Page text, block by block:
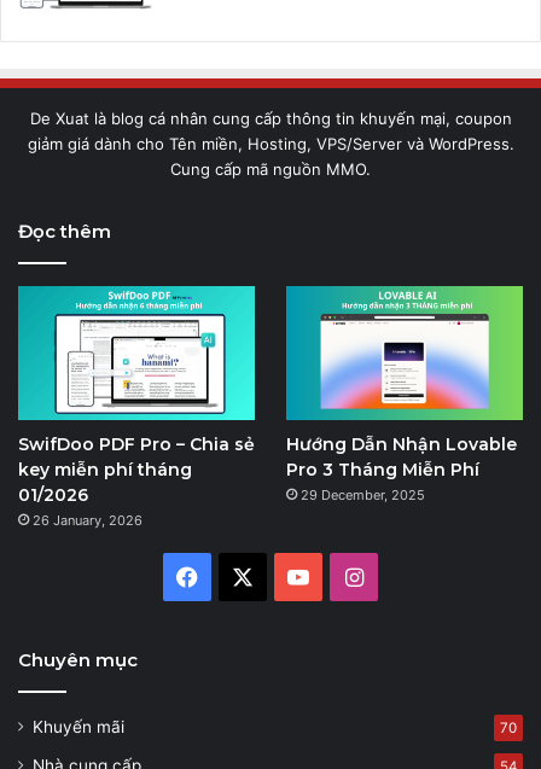
De Xuat là blog cá nhân cung cấp thông tin khuyến mại, coupon
giảm giá dành cho Tên miền, Hosting, VPS/Server và WordPress.
Cung cấp mã nguồn MMO.
Đọc thêm
SwifDoo PDF Pro – Chia sẻ
key miễn phí tháng
01/2026
26 January, 2026
Hướng Dẫn Nhận Lovable
Pro 3 Tháng Miễn Phí
29 December, 2025
Facebook YouTubeInstagram
Chuyên mục
Khuyến mãi 70
Nhà cung cấp